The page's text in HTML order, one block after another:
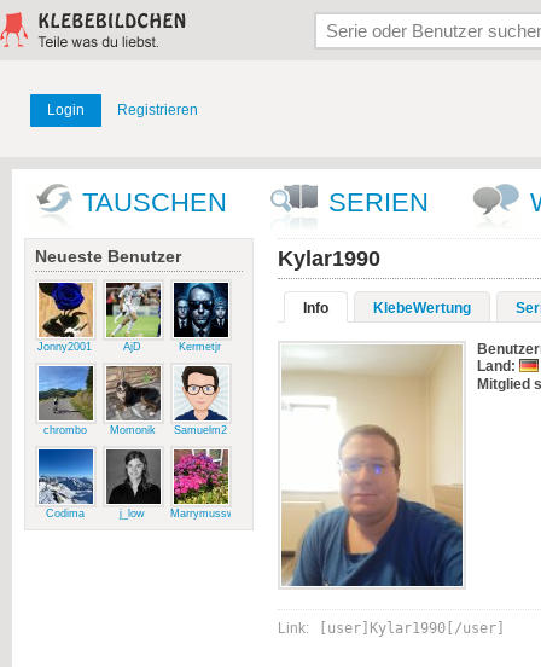
Login Registrieren
TAUSCHEN SERIEN
Neueste Benutzer
Jonny2001 AjD Kermetjr
chrombo Momonik Samuelm2
Codima j_low Marrymussweg
Kylar1990
Info KlebeWertung
Land:
Mitglied
Link: [user]Kylar1990[/user]